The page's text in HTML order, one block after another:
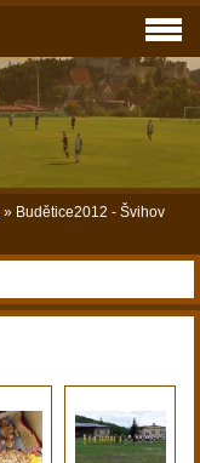
» Budětice2012 - Švihov